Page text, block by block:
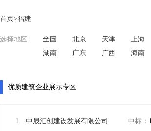
首页>福建
选择地区: 全国 北京 天津 上海
湖南
广东 广西 海南
优质建筑企业展示专区
1 中晟汇创建设发展有限公司 中标：